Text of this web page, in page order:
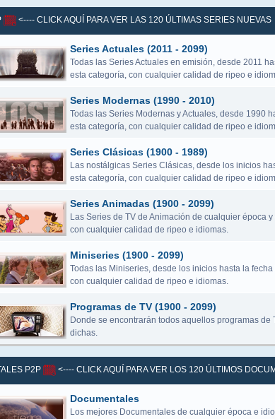
<---- CLICK AQUÍ PARA VER LAS 120 ÚLTIMAS SERIES NUEVAS
Series Actuales (2011 - 2099)
Todas las Series Actuales en emisión, desde 2011
esta categoría, con cualquier calidad de ripeo e
Series Modernas (1990 - 2010)
Todas las Series Modernas y Actuales, desde 1990
esta categoría, con cualquier calidad de ripeo e
Series Clásicas (1900 - 1989)
Las nostálgicas Series Clásicas, desde los inicios
esta categoría, con cualquier calidad de ripeo e
Series Animadas (1900 - 2099)
Las Series de TV de Animación de cualquier época
con cualquier calidad de ripeo e idiomas.
Miniseries (1900 - 2099)
Todas las Miniseries, desde los inicios hasta la
con cualquier calidad de ripeo e idiomas.
Programas de TV (1900 - 2099)
Donde se encontrarán todos aquellos programas
dichas.
P2P <---- CLICK AQUÍ PARA VER LOS 120 ÚLTIMOS
Documentales
Los mejores Documentales de cualquier época e